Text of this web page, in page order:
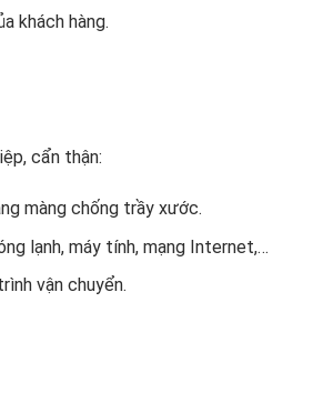
khách hàng.
cẩn thận:
màng chống trầy xước.
lạnh, máy tính, mạng Internet,…
vận chuyển.